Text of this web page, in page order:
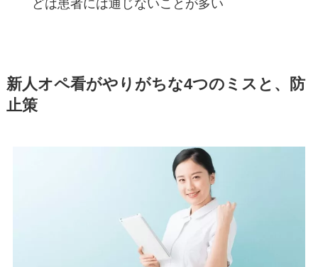
どは患者には通じないことが多い
新人オペ看がやりがちな4つのミスと、防
止策